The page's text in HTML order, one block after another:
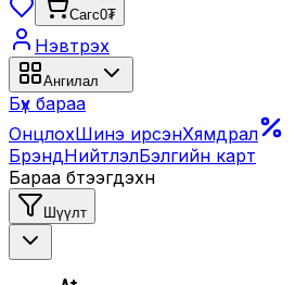
Сагс0₮
Нэвтрэх
Ангилал
Бүх бараа
ОнцлохШинэ ирсэнХямдрал
БрэндНийтлэлБэлгийн карт
Бараа бүтээгдэхүүн
Шүүлт